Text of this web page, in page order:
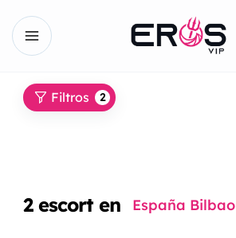
Filtros 2
2 escort en España Bilbao